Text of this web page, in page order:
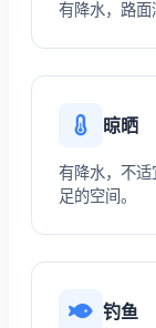
有降水，路面
晾晒
有降水，不
足的空间。
钓鱼